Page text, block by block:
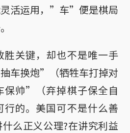
活运用，”车”便是棋局
关键，却也不是唯一手
车换炮”（牺牲车打掉对
帅”（弃掉棋子保全自
行的。美国可不是什么善
么正义公理?在讲究利益